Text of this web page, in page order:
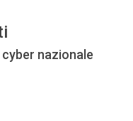
nazionale